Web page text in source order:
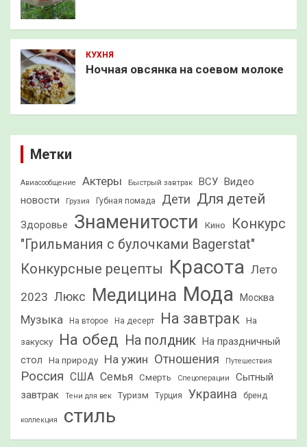
КУХНЯ
Ночная овсянка на соевом молоке
Метки
Авиасообщение Актеры Быстрый завтрак ВСУ Видео
новости
Грузия Губная помада Дети Для детей
Здоровье Знаменитости Кино
Конкурс
"Грильмания с булочками Bagerstat"
Конкурсные рецепты Красота Лето
2023 Люкс Медицина Мода Москва
Музыка На второе На десерт На завтрак На
закуску На обед На полдник На праздничный
стол
На природу На ужин Отношения Путешествия
Россия США Семья Смерть Спецоперации
Сытный
завтрак
Тени для век Туризм Турция Украина бренд
коллекция стиль